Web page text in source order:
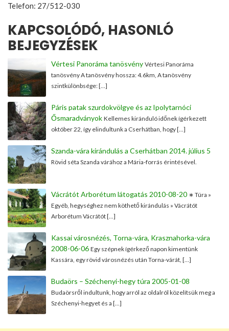
Telefon: 27/512-030
KAPCSOLÓDÓ, HASONLÓ
BEJEGYZÉSEK
Vértesi Panoráma tanösvény Vértesi Panoráma
tanösvény A tanösvény hossza: 4.6km, A tanösvény
szintkülönbsége: […]
Páris patak szurdokvölgye és az Ipolytarnóci
Ősmaradványok Kellemes kiránduló időnek ígérkezett
október 22, így elindultunk a Cserhátban, hogy […]
Szanda-vára kirándulás a Cserhátban 2014. július 5
Rövid séta Szanda várához a Mária-forrás érintésével.
Vácrátót Arborétum látogatás 2010-08-20 ∗ Túra »
Egyéb, hegységhez nem köthető kirándulás » Vácrátót
Arborétum Vácrátót […]
Kassai városnézés, Torna-vára, Krasznahorka-vára
2008-06-06 Egy szépnek ígérkező napon kimentünk
Kassára, egy rövid városnézés után Torna-várát, […]
Budaörs – Széchenyi-hegy túra 2005-01-08
Budaörsről indultunk, hogy arról az oldalról közelítsük meg a
Széchenyi-hegyet és a […]